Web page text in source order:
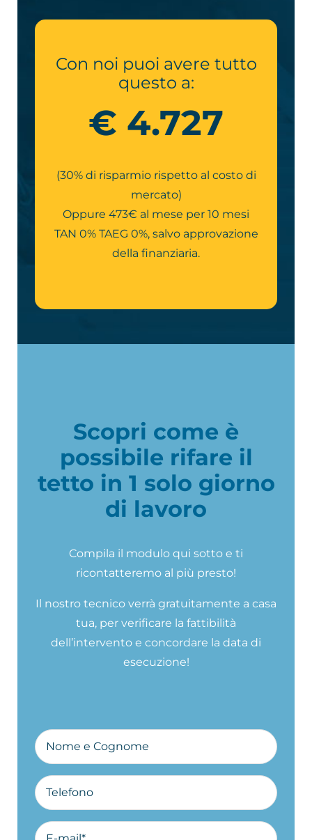
Con noi puoi avere tutto
questo a:
€ 4.727
(30% di risparmio rispetto al costo di
mercato)
Oppure 473€ al mese per 10 mesi
TAN 0% TAEG 0%, salvo approvazione
della finanziaria.
Scopri come è
possibile rifare il
tetto in 1 solo giorno
di lavoro
Compila il modulo qui sotto e ti
ricontatteremo al più presto!
Il nostro tecnico verrà gratuitamente a casa
tua, per verificare la fattibilità
dell’intervento e concordare la data di
esecuzione!